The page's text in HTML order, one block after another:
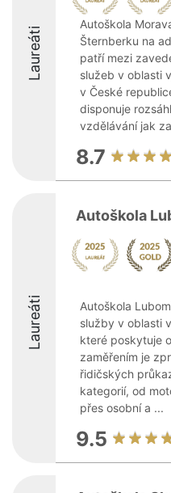
Laureáti
Autoškola
Šternberku na
patří mezi
služeb v oblasti
v České
disponuje
vzdělávání jak
8.7
Laureáti
Autoškola
Autoškola
služby v oblasti
které poskytuje
zaměřením je
řidičských
kategorií, od
přes osobní a ...
9.5